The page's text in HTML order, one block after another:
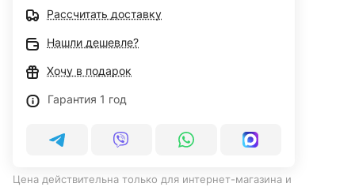
Рассчитать доставку
Нашли дешевле?
Хочу в подарок
Гарантия 1 год
Цена действительна только для интернет-магазина и